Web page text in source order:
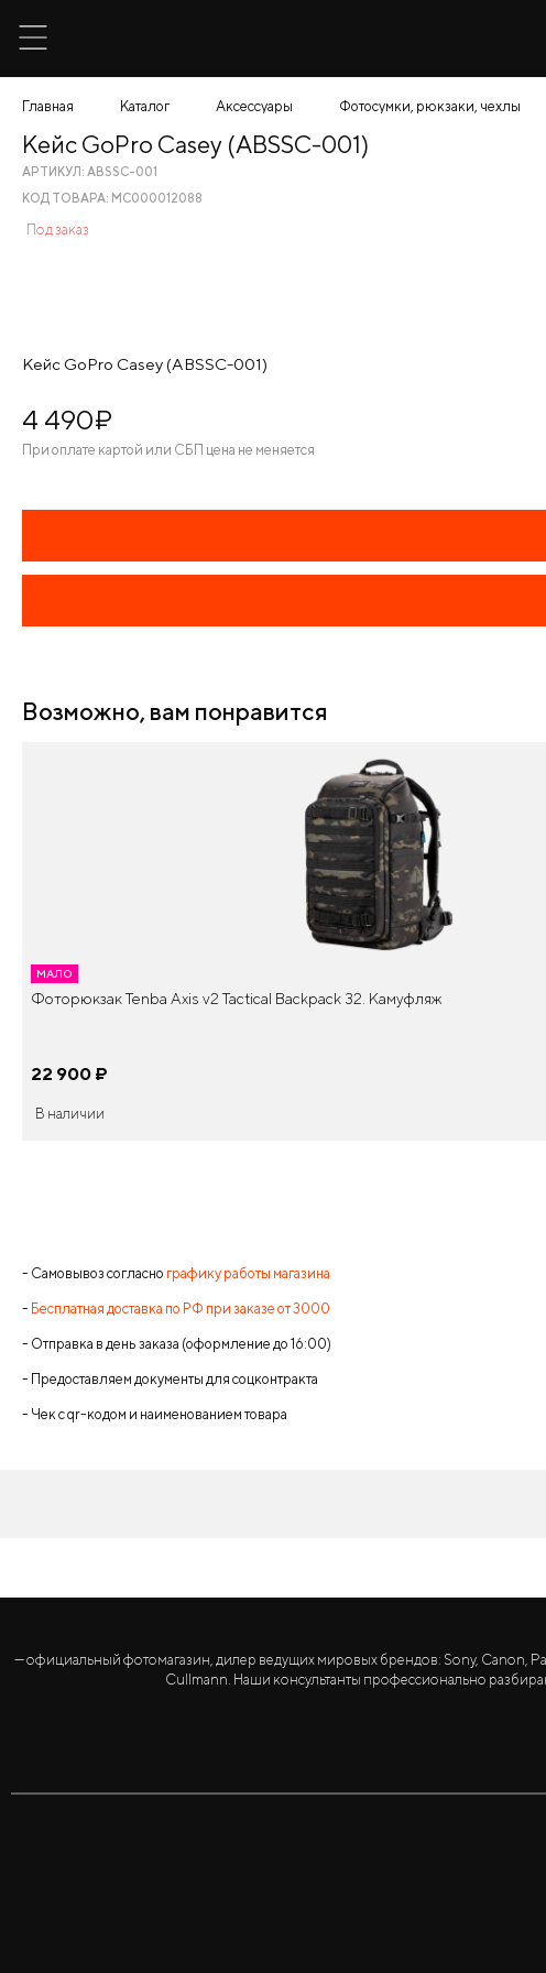
Главная Каталог Аксессуары Фотосумки, рюкзаки, чехлы
Кейс GoPro Casey (ABSSC-001)
4 490¤
При оплате картой или СБП цена не меняется
Возможно, вам понравится
МАЛО
Фоторюкзак Tenba Axis v2 Tactical Backpack 32. Камуфляж
22 900 ¤
В наличии
- Самовывоз согласно графику работы магазина
- Бесплатная доставка по РФ при заказе от 3000
- Отправка в день заказа (оформление до 16:00)
- Предоставляем документы для соцконтракта
- Чек с qr-кодом и наименованием товара
Кейс GoPro Casey (ABSSC-001)
АРТИКУЛ: ABSSC-001
КОД ТОВАРА: МС000012088
Под заказ
— официальный фотомагазин, дилер ведущих мировых брендов: Sony, Canon,
Cullmann. Наши консультанты профессионально